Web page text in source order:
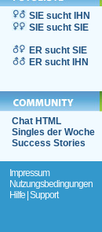
SIE sucht IHN
SIE sucht SIE
ER sucht SIE
ER sucht IHN
Chat HTML
Singles der Woche
Success Stories
Impressum
Nutzungsbedingungen
Hilfe | Support